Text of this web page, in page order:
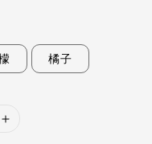
橘子